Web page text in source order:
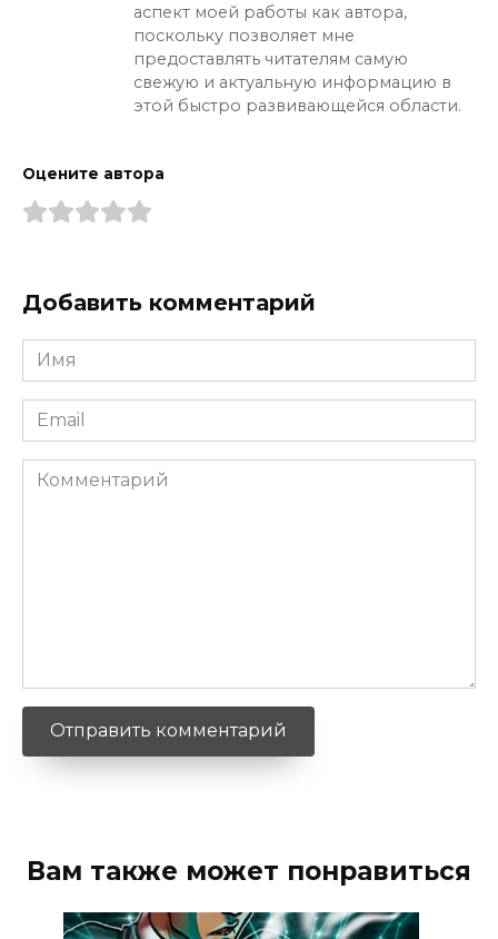
аспект моей работы как автора,
поскольку позволяет мне
предоставлять читателям самую
свежую и актуальную информацию в
этой быстро развивающейся области.
Оцените автора
Добавить комментарий
Имя
*
Email
*
Комментарий
Вам также может понравиться